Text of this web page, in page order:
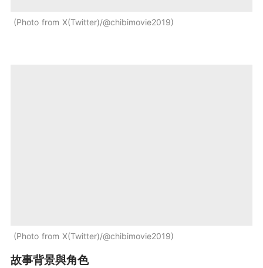
Photo from X(Twitter)/@chibimovie2019
Photo from X(Twitter)/@chibimovie2019
故事背景與角色